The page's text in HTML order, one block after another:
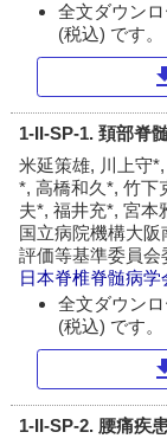
全文ダウン
(税込) です。
1-II-SP-1. 頚部脊
米延策雄, 川上守
*, 高橋和久*, 竹下
夫*, 福井充*, 宮本
国立病院機構大
評価等基準委員
日本脊椎脊髄病学
全文ダウン
(税込) です。
1-II-SP-2. 腰痛疾